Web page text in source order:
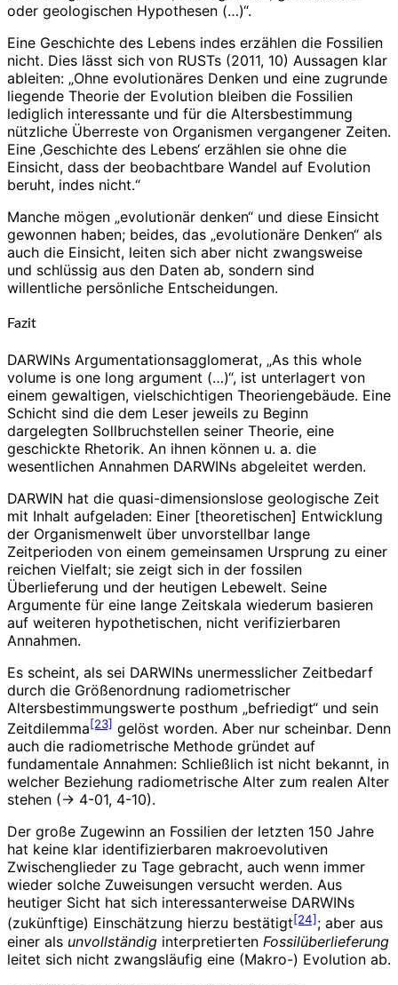
oder geologischen Hypothesen (…)“.
Eine Geschichte des Lebens indes erzählen die Fossilien
nicht. Dies lässt sich von RUSTs (2011, 10) Aussagen klar
ableiten: „Ohne evolutionäres Denken und eine zugrunde
liegende Theorie der Evolution bleiben die Fossilien
lediglich interessante und für die Altersbestimmung
nützliche Überreste von Organismen vergangener Zeiten.
Eine ‚Geschichte des Lebens‘ erzählen sie ohne die
Einsicht, dass der beobachtbare Wandel auf Evolution
beruht, indes nicht.“
Manche mögen „evolutionär denken“ und diese Einsicht
gewonnen haben; beides, das „evolutionäre Denken“ als
auch die Einsicht, leiten sich aber nicht zwangsweise
und schlüssig aus den Daten ab, sondern sind
willentliche persönliche Entscheidungen.
Fazit
DARWINs Argumentationsagglomerat, „As this whole
volume is one long argument (…)“, ist unterlagert von
einem gewaltigen, vielschichtigen Theoriengebäude. Eine
Schicht sind die dem Leser jeweils zu Beginn
dargelegten Sollbruchstellen seiner Theorie, eine
geschickte Rhetorik. An ihnen können u. a. die
wesentlichen Annahmen DARWINs abgeleitet werden.
DARWIN hat die quasi-dimensionslose geologische Zeit
mit Inhalt aufgeladen: Einer [theoretischen] Entwicklung
der Organismenwelt über unvorstellbar lange
Zeitperioden von einem gemeinsamen Ursprung zu einer
reichen Vielfalt; sie zeigt sich in der fossilen
Überlieferung und der heutigen Lebewelt. Seine
Argumente für eine lange Zeitskala wiederum basieren
auf weiteren hypothetischen, nicht verifizierbaren
Annahmen.
Es scheint, als sei DARWINs unermesslicher Zeitbedarf
durch die Größenordnung radiometrischer
Altersbestimmungswerte posthum „befriedigt“ und sein
Zeitdilemma[23] gelöst worden. Aber nur scheinbar. Denn
auch die radiometrische Methode gründet auf
fundamentale Annahmen: Schließlich ist nicht bekannt, in
welcher Beziehung radiometrische Alter zum realen Alter
stehen (-> 4-01, 4-10).
Der große Zugewinn an Fossilien der letzten 150 Jahre
hat keine klar identifizierbaren makroevolutiven
Zwischenglieder zu Tage gebracht, auch wenn immer
wieder solche Zuweisungen versucht werden. Aus
heutiger Sicht hat sich interessanterweise DARWINs
(zukünftige) Einschätzung hierzu bestätigt[24]; aber aus
einer als unvollständig interpretierten Fossilüberlieferung
leitet sich nicht zwangsläufig eine (Makro-) Evolution ab.